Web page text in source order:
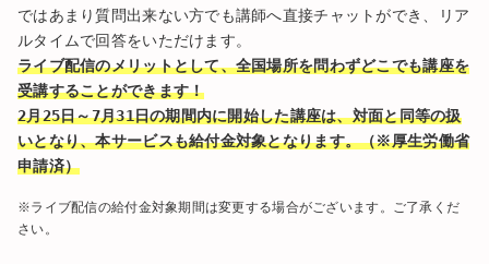
ではあまり質問出来ない方でも講師へ直接チャットができ、リア
ルタイムで回答をいただけます。
ライブ配信のメリットとして、全国場所を問わずどこでも講座を
受講することができます！
2月25日～7月31日の期間内に開始した講座は、対面と同等の扱
いとなり、本サービスも給付金対象となります。（※厚生労働省
申請済）
※ライブ配信の給付金対象期間は変更する場合がございます。ご了承くだ
さい。